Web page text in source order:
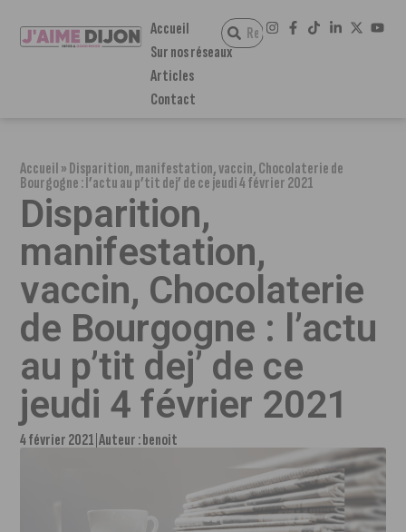
Accueil
Sur nos réseaux
Articles
Contact
Accueil»Disparition, manifestation, vaccin, Chocolaterie de
Bourgogne : l’actu au p’tit dej’ de ce jeudi 4 février 2021
Disparition,
manifestation,
vaccin, Chocolaterie
de Bourgogne : l’actu
au p’tit dej’ de ce
jeudi 4 février 2021
4 février 2021 Auteur :benoit